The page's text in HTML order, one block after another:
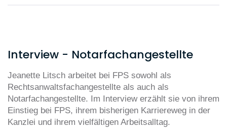
Interview - Notarfachangestellte
Jeanette Litsch arbeitet bei FPS sowohl als
Rechtsanwaltsfachangestellte als auch als
Notarfachangestellte. Im Interview erzählt sie von ihrem
Einstieg bei FPS, ihrem bisherigen Karriereweg in der
Kanzlei und ihrem vielfältigen Arbeitsalltag.